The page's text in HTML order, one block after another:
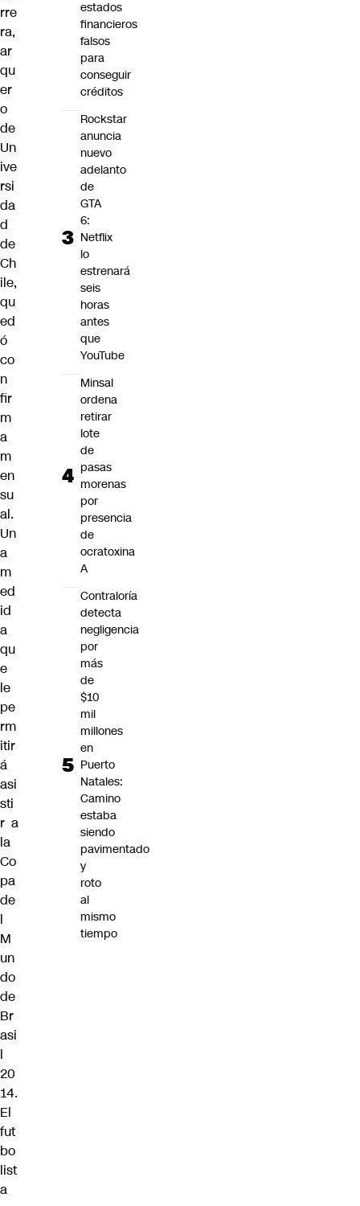
rre
ra,
ar
qu
er
o
de
Un
ive
rsi
da
d
de
Ch
ile,
qu
ed
ó
co
n
fir
m
a
m
en
su
al.
Un
a
m
ed
id
a
qu
e
le
pe
rm
itir
á
asi
sti
r a
la
Co
pa
de
l
M
un
do
de
Br
asi
l
20
14.
El
fut
bo
list
a
estados
financieros
falsos
para
conseguir
créditos
Rockstar
anuncia
nuevo
adelanto
de
GTA
6:
Netflix
lo
estrenará
seis
horas
antes
que
YouTube
Minsal
ordena
retirar
lote
de
pasas
morenas
por
presencia
de
ocratoxina
A
Contraloría
detecta
negligencia
por
más
de
$10
mil
millones
en
Puerto
Natales:
Camino
estaba
siendo
pavimentado
y
roto
al
mismo
tiempo